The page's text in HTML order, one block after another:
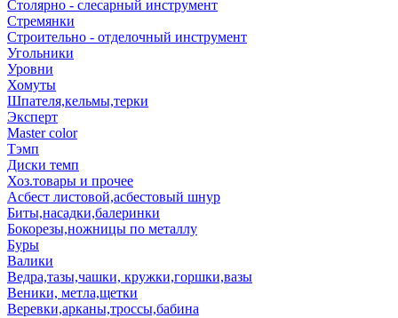
Столярно - слесарный инструмент
Стремянки
Строительно - отделочный инструмент
Угольники
Уровни
Хомуты
Шпателя,кельмы,терки
Эксперт
Master color
Тэмп
Диски темп
Хоз.товары и прочее
Асбест листовой,асбестовый шнур
Биты,насадки,балеринки
Бокорезы,ножницы по металлу
Буры
Валики
Ведра,тазы,чашки, кружки,горшки,вазы
Веники, метла,щетки
Веревки,арканы,троссы,бабина